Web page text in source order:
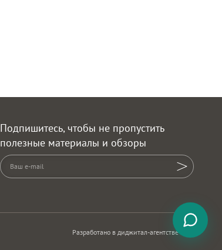
Подпишитесь, чтобы не пропустить
полезные материалы и обзоры
Разработано в диджитал-агентстве ADN